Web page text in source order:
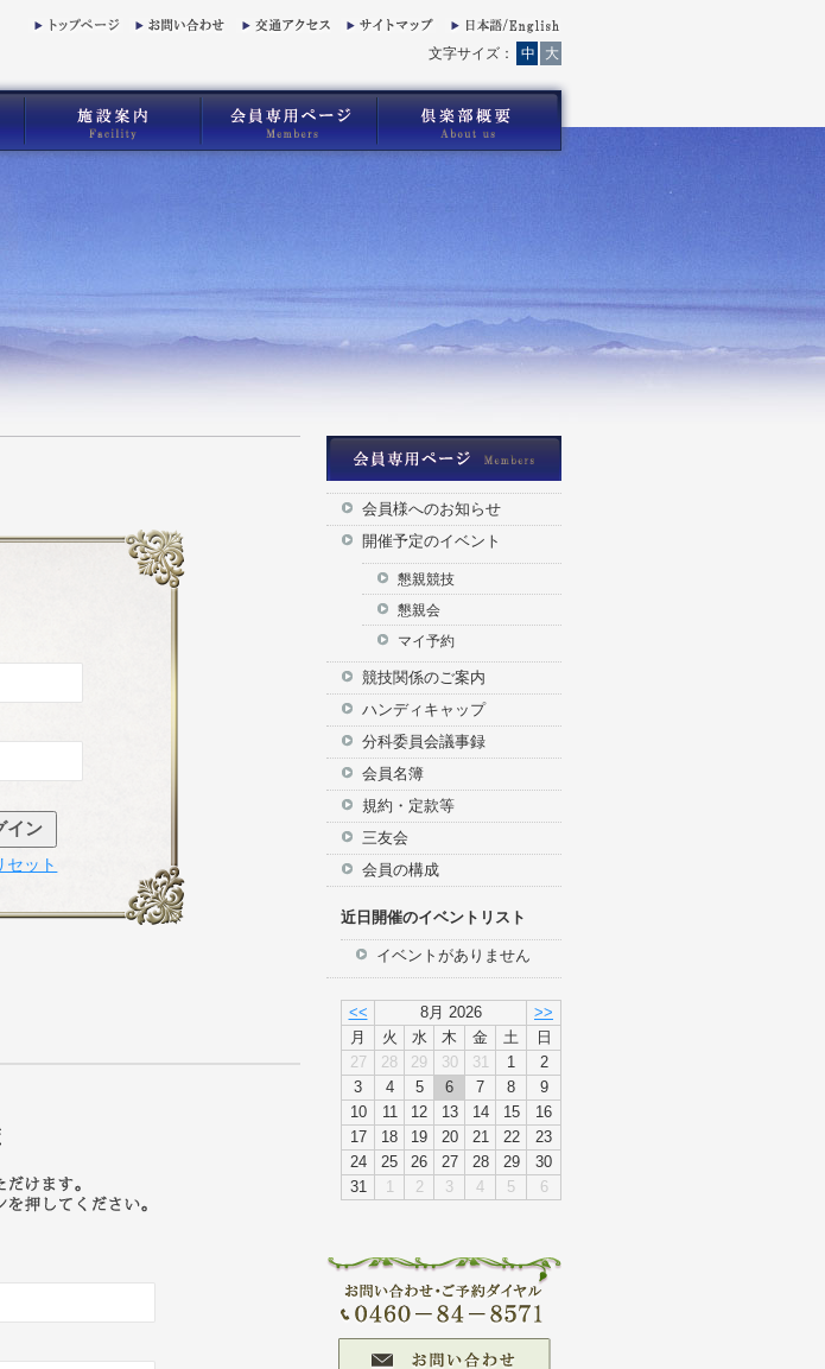
文字サイズ： 中 大
既存ユーザのログイン
セット
新規ユーザー登録
会員様へのお知らせ
開催予定のイベント
懇親競技
懇親会
マイ予約
競技関係のご案内
ハンディキャップ
分科委員会議事録
会員名簿
規約・定款等
三友会
会員の構成
近日開催のイベントリスト
イベントがありません
<< 8月 2026
>>
月
火 水 木 金 土
日
27
28 29 30 31 1
2
3
4 5 6 7 8
9
10
11 12 13 14 15
16
17
18 19 20 21 22
23
24
25 26 27 28 29
30
31
1 2 3 4 5 6